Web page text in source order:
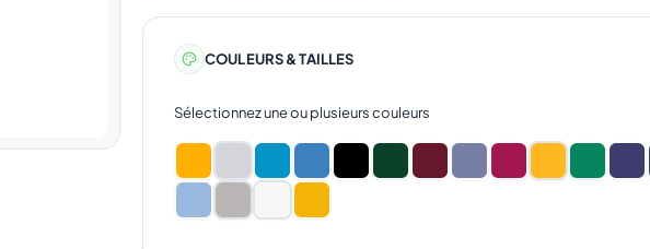
COULEURS & TAILLES
Sélectionnez une ou plusieurs couleurs